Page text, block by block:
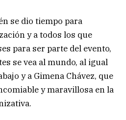
se dio tiempo para
y a todos los que
para ser parte del evento,
se vea al mundo, al igual
y a Gimena Chávez, que
y maravillosa en la